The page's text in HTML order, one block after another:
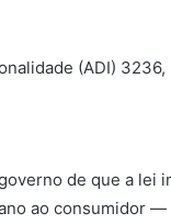
(ADI)
de que a lei
ao consumidor —